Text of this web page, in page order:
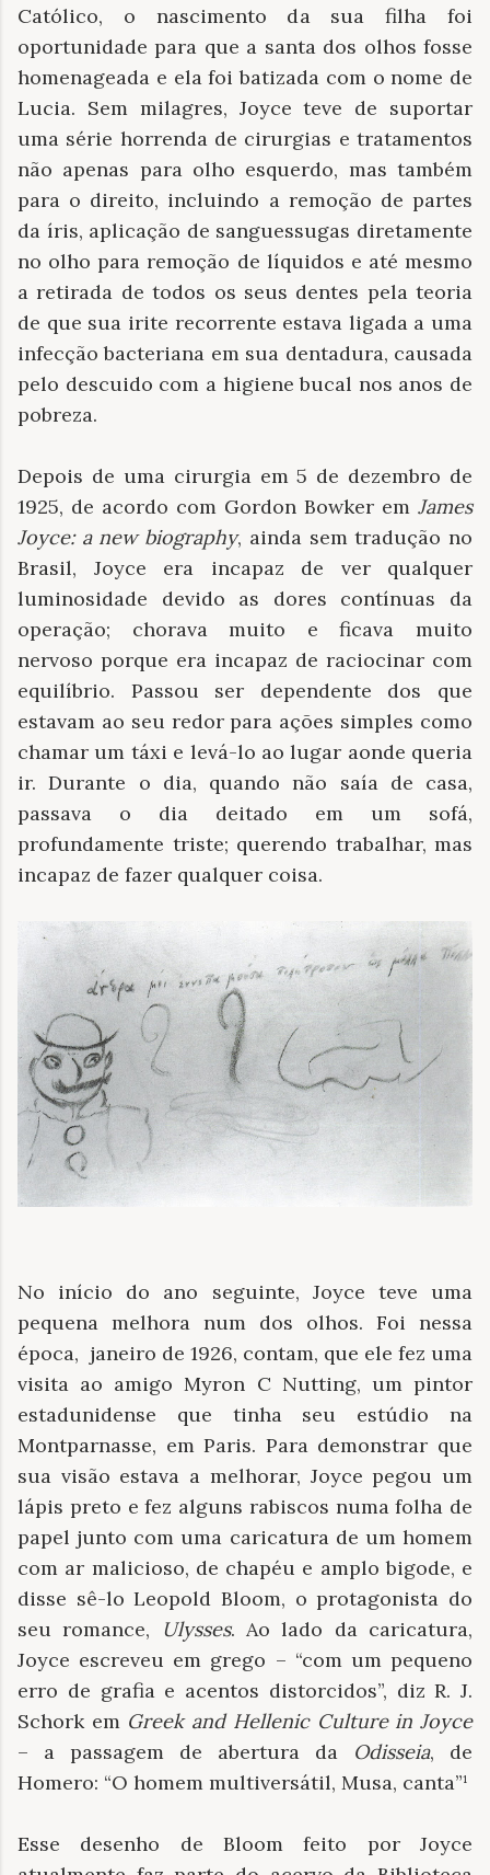
Católico, o nascimento da sua filha foi
oportunidade para que a santa dos olhos fosse
homenageada e ela foi batizada com o nome de
Lucia. Sem milagres, Joyce teve de suportar
uma série horrenda de cirurgias e tratamentos
não apenas para olho esquerdo, mas também
para o direito, incluindo a remoção de partes
da íris, aplicação de sanguessugas diretamente
no olho para remoção de líquidos e até mesmo
a retirada de todos os seus dentes pela teoria
de que sua irite recorrente estava ligada a uma
infecção bacteriana em sua dentadura, causada
pelo descuido com a higiene bucal nos anos de
pobreza.
Depois de uma cirurgia em 5 de dezembro de
1925, de acordo com Gordon Bowker em James
Joyce: a new biography, ainda sem tradução no
Brasil, Joyce era incapaz de ver qualquer
luminosidade devido as dores contínuas da
operação; chorava muito e ficava muito
nervoso porque era incapaz de raciocinar com
equilíbrio. Passou ser dependente dos que
estavam ao seu redor para ações simples como
chamar um táxi e levá-lo ao lugar aonde queria
ir. Durante o dia, quando não saía de casa,
passava o dia deitado em um sofá,
profundamente triste; querendo trabalhar, mas
incapaz de fazer qualquer coisa.
No início do ano seguinte, Joyce teve uma
pequena melhora num dos olhos. Foi nessa
época, janeiro de 1926, contam, que ele fez uma
visita ao amigo Myron C Nutting, um pintor
estadunidense que tinha seu estúdio na
Montparnasse, em Paris. Para demonstrar que
sua visão estava a melhorar, Joyce pegou um
lápis preto e fez alguns rabiscos numa folha de
papel junto com uma caricatura de um homem
com ar malicioso, de chapéu e amplo bigode, e
disse sê-lo Leopold Bloom, o protagonista do
seu romance,
Ulysses. Ao lado da caricatura,
Joyce escreveu em grego – “com um pequeno
erro de grafia e acentos distorcidos”, diz R. J.
Schork em Greek and Hellenic Culture in Joyce
– a passagem de abertura da Odisseia, de
Homero: “O homem multiversátil, Musa, canta”¹
Esse desenho de Bloom feito por Joyce